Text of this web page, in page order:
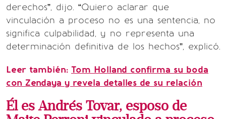
derechos”, dijo. “Quiero aclarar que
vinculación a proceso no es una sentencia, no
significa culpabilidad, y no representa una
determinación definitiva de los hechos”, explicó.
Leer también: Tom Holland confirma su boda
con Zendaya y revela detalles de su relación
Él es Andrés Tovar, esposo de